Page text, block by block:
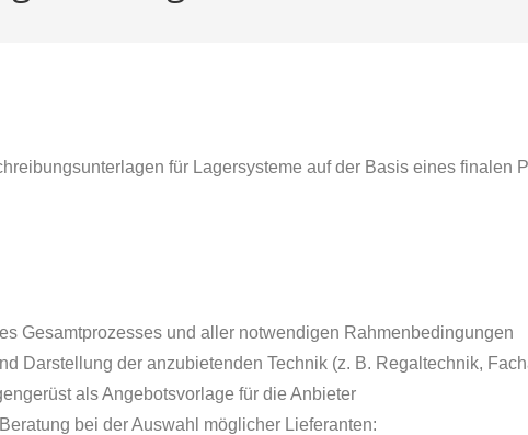
für Lagersysteme auf der Basis eines
Gesamtprozesses und aller notwendigen Rahmenbedingungen
Darstellung der anzubietenden Technik (z. B. Regaltechnik,
als Angebotsvorlage für die Anbieter
bei der Auswahl möglicher Lieferanten: